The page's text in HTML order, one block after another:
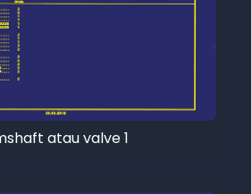
atau valve 1